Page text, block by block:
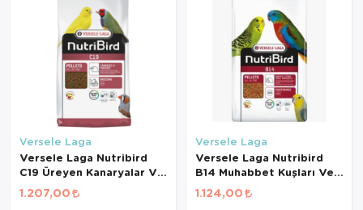
Versele Laga
Versele Laga Nutribird
C19 Üreyen Kanaryalar Ve
Finçler İçin Meyveli Pelet
Yem 3 Kg
1.207,00
Versele Laga
Versele Laga Nutribird
B14 Muhabbet Kuşları Ve
Mini Paraketler İçin
1.124,00